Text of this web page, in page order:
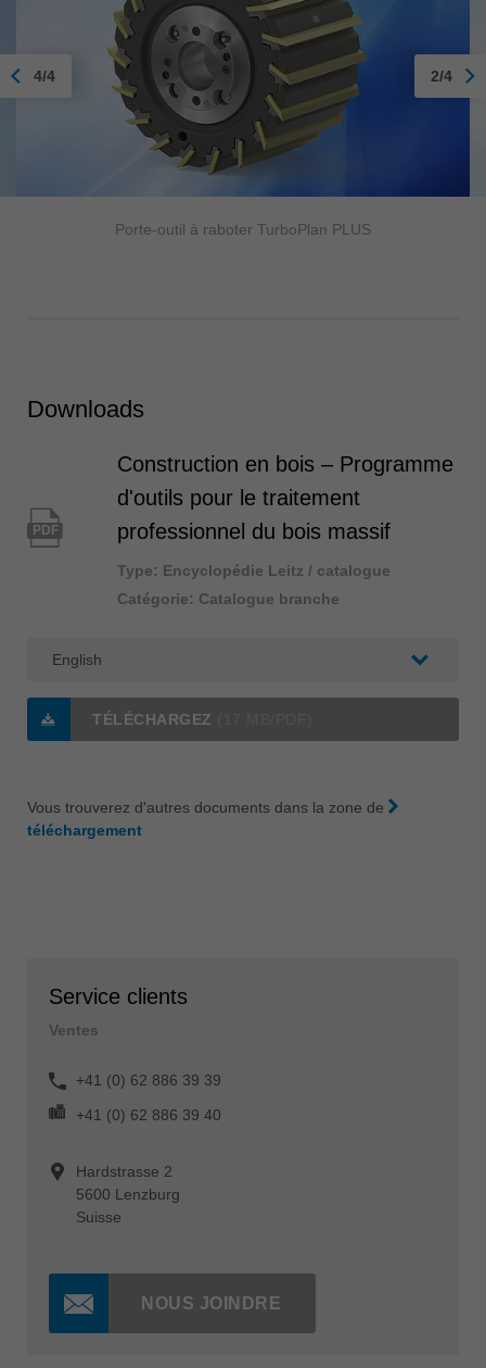
Porte-outil à raboter TurboPlan PLUS
4/4 2/4
Downloads
PDF
Construction en bois – Programme
d'outils pour le traitement
professionnel du bois massif
Type: Encyclopédie Leitz / catalogue
Catégorie: Catalogue branche
TÉLÉCHARGEZ
Vous trouverez d'autres documents dans la zone de
téléchargement
Service clients
Ventes
+41 (0) 62 886 39 39
+41 (0) 62 886 39 40
Hardstrasse 2
5600 Lenzburg
Suisse
NOUS JOINDRE